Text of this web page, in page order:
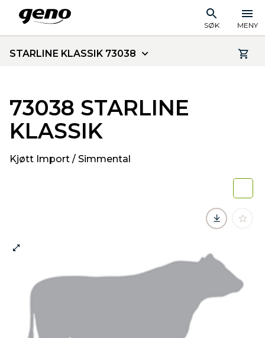
SØK MENY
STARLINE KLASSIK 73038
73038 STARLINE
KLASSIK
Kjøtt Import / Simmental